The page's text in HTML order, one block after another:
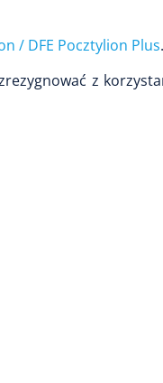
/ DFE Pocztylion Plus.
z